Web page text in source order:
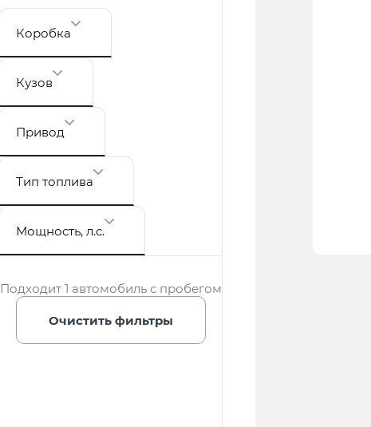
Коробка
Кузов
Привод
Тип топлива
Мощность, л.с.
Подходит 1 автомобиль с пробегом
Очистить фильтры